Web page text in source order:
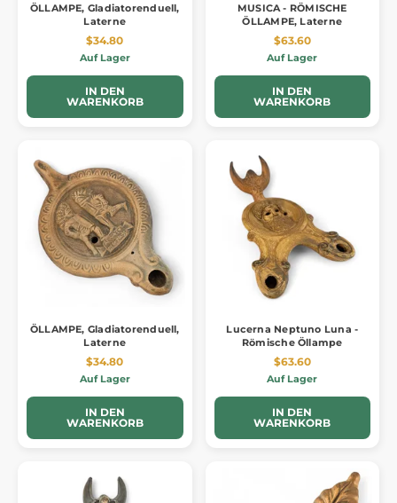
ÖLLAMPE, Gladiatorenduell,
Laterne
$34.80
Auf Lager
IN DEN
WARENKORB
MUSICA - RÖMISCHE
ÖLLAMPE, Laterne
$63.60
Auf Lager
IN DEN
WARENKORB
ÖLLAMPE, Gladiatorenduell,
Laterne
$34.80
Auf Lager
IN DEN
WARENKORB
Lucerna Neptuno Luna -
Römische Öllampe
$63.60
Auf Lager
IN DEN
WARENKORB